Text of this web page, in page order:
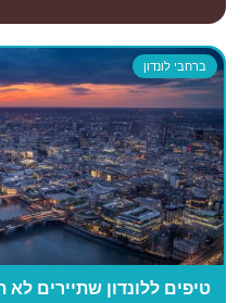
ברחבי לונדון
טיפים ללונדון שתיירים לא